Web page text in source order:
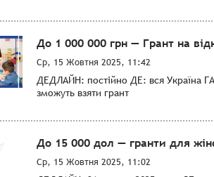
До 1 000 000 грн — Грант на
Ср, 15 Жовтня 2025, 11:42
ДЕДЛАЙН: постійно ДЕ: вся Україна
зможуть взяти грант
До 15 000 дол — гранти для
Ср, 15 Жовтня 2025, 11:02